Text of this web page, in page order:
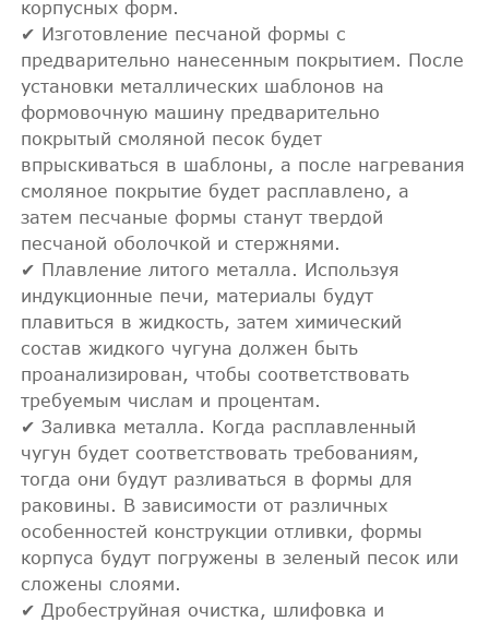
корпусных форм.
✔ Изготовление песчаной формы с
предварительно нанесенным покрытием. После
установки металлических шаблонов на
формовочную машину предварительно
покрытый смоляной песок будет
впрыскиваться в шаблоны, а после нагревания
смоляное покрытие будет расплавлено, а
затем песчаные формы станут твердой
песчаной оболочкой и стержнями.
✔ Плавление литого металла. Используя
индукционные печи, материалы будут
плавиться в жидкость, затем химический
состав жидкого чугуна должен быть
проанализирован, чтобы соответствовать
требуемым числам и процентам.
✔ Заливка металла. Когда расплавленный
чугун будет соответствовать требованиям,
тогда они будут разливаться в формы для
раковины. В зависимости от различных
особенностей конструкции отливки, формы
корпуса будут погружены в зеленый песок или
сложены слоями.
✔ Дробеструйная очистка, шлифовка и